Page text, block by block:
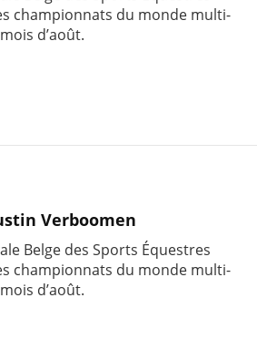
championnats du monde multi-
d’août.
Verboomen
Belge des Sports Équestres
championnats du monde multi-
d’août.